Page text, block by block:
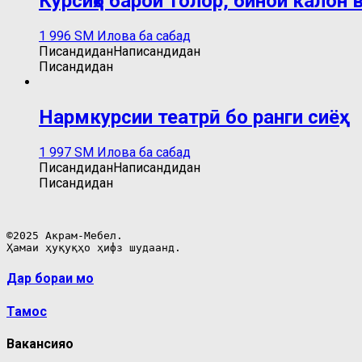
1 996 ЅМ Илова ба сабад
ПисандиданНаписандидан
Писандидан
Нармкурсии театрӣ бо ранги сиёҳ
1 997 ЅМ Илова ба сабад
ПисандиданНаписандидан
Писандидан
©2025 Акрам-Мебел.
Ҳамаи ҳуқуқҳо ҳифз шудаанд.
Дар бораи мо
Тамос
Вакансияҳо